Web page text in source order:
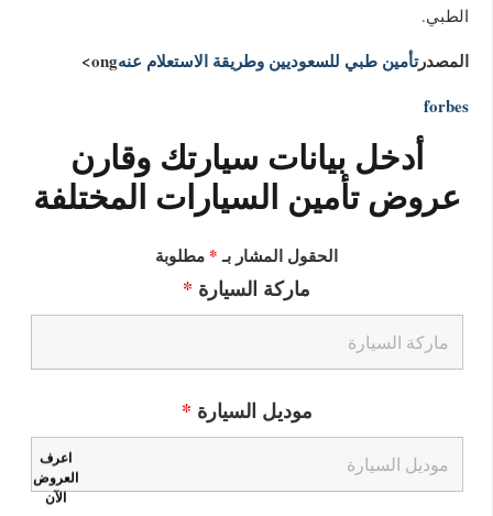
الطبي.
المصدرتأمين طبي للسعوديين وطريقة الاستعلام عنهong>
forbes
أدخل بيانات سيارتك وقارن
عروض تأمين السيارات المختلفة
الحقول المشار بـ* مطلوبة
ماركة السيارة *
موديل السيارة *
اعرف
العروض
الآن